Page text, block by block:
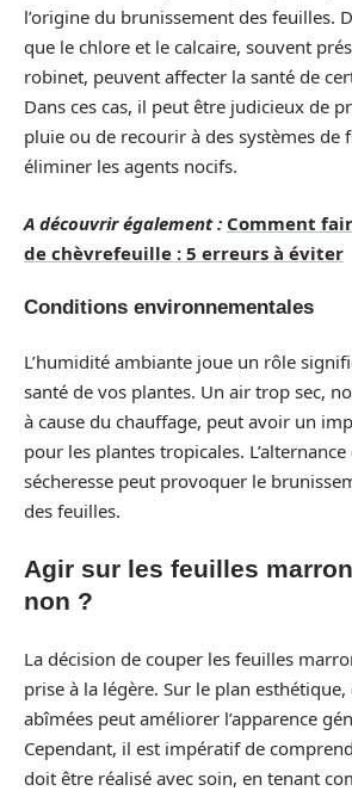
l’origine du brunissement des feuilles.
que le chlore et le calcaire, souvent
robinet, peuvent affecter la santé de
Dans ces cas, il peut être judicieux de
pluie ou de recourir à des systèmes
éliminer les agents nocifs.
A découvrir également : Comment
de chèvrefeuille : 5 erreurs à éviter
Conditions environnementales
L’humidité ambiante joue un rôle
santé de vos plantes. Un air trop sec,
à cause du chauffage, peut avoir un
pour les plantes tropicales.
sécheresse peut provoquer le
des feuilles.
Agir sur les feuilles
non ?
La décision de couper les feuilles
prise à la légère. Sur le plan
abîmées peut améliorer l’apparence
Cependant, il est impératif de
doit être réalisé avec soin, en tenant